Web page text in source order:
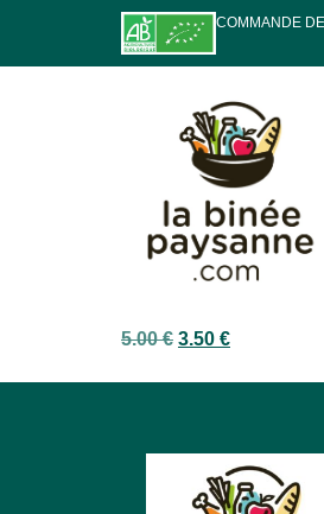
COMMANDE
5.00€ 3.50 €